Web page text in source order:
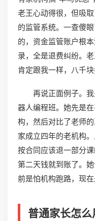
老王心动得很，但吸
的监管系统。一查傻
的，资金监管账户根
录，全是退费纠纷。
肯定跟我一样，八千块
再说正面例子。
器人编程班。她先是
构，然后对比了老师
家成立四年的老机构
按合同应该退一部分
第二天钱就到账了。
前是怕机构跑路，现
普通家长怎么